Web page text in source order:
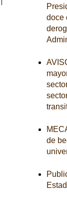
doce
de